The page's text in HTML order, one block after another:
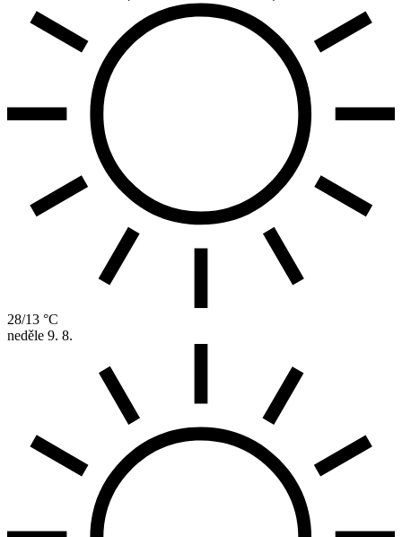
28/13 °C
neděle 9. 8.